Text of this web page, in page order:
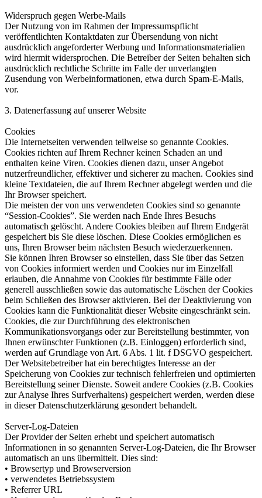
Widerspruch gegen Werbe-Mails
Der Nutzung von im Rahmen der Impressumspflicht
veröffentlichten Kontaktdaten zur Übersendung von nicht
ausdrücklich angeforderter Werbung und Informationsmaterialien
wird hiermit widersprochen. Die Betreiber der Seiten behalten sich
ausdrücklich rechtliche Schritte im Falle der unverlangten
Zusendung von Werbeinformationen, etwa durch Spam-E-Mails,
vor.
3. Datenerfassung auf unserer Website
Cookies
Die Internetseiten verwenden teilweise so genannte Cookies.
Cookies richten auf Ihrem Rechner keinen Schaden an und
enthalten keine Viren. Cookies dienen dazu, unser Angebot
nutzerfreundlicher, effektiver und sicherer zu machen. Cookies sind
kleine Textdateien, die auf Ihrem Rechner abgelegt werden und die
Ihr Browser speichert.
Die meisten der von uns verwendeten Cookies sind so genannte
“Session-Cookies”. Sie werden nach Ende Ihres Besuchs
automatisch gelöscht. Andere Cookies bleiben auf Ihrem Endgerät
gespeichert bis Sie diese löschen. Diese Cookies ermöglichen es
uns, Ihren Browser beim nächsten Besuch wiederzuerkennen.
Sie können Ihren Browser so einstellen, dass Sie über das Setzen
von Cookies informiert werden und Cookies nur im Einzelfall
erlauben, die Annahme von Cookies für bestimmte Fälle oder
generell ausschließen sowie das automatische Löschen der Cookies
beim Schließen des Browser aktivieren. Bei der Deaktivierung von
Cookies kann die Funktionalität dieser Website eingeschränkt sein.
Cookies, die zur Durchführung des elektronischen
Kommunikationsvorgangs oder zur Bereitstellung bestimmter, von
Ihnen erwünschter Funktionen (z.B. Einloggen) erforderlich sind,
werden auf Grundlage von Art. 6 Abs. 1 lit. f DSGVO gespeichert.
Der Websitebetreiber hat ein berechtigtes Interesse an der
Speicherung von Cookies zur technisch fehlerfreien und optimierten
Bereitstellung seiner Dienste. Soweit andere Cookies (z.B. Cookies
zur Analyse Ihres Surfverhaltens) gespeichert werden, werden diese
in dieser Datenschutzerklärung gesondert behandelt.
Server-Log-Dateien
Der Provider der Seiten erhebt und speichert automatisch
Informationen in so genannten Server-Log-Dateien, die Ihr Browser
automatisch an uns übermittelt. Dies sind:
• Browsertyp und Browserversion
• verwendetes Betriebssystem
• Referrer URL